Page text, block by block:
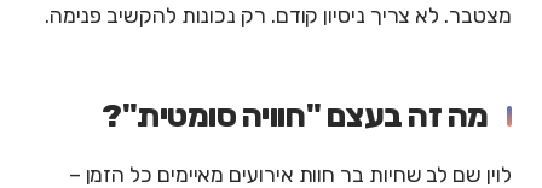
מצטבר. לא צריך ניסיון קודם. רק נכונות להקשיב פנימה.
מה זה בעצם "חוויה סומטית"?
לוין שם לב שחיות בר חוות אירועים מאיימים כל הזמן –